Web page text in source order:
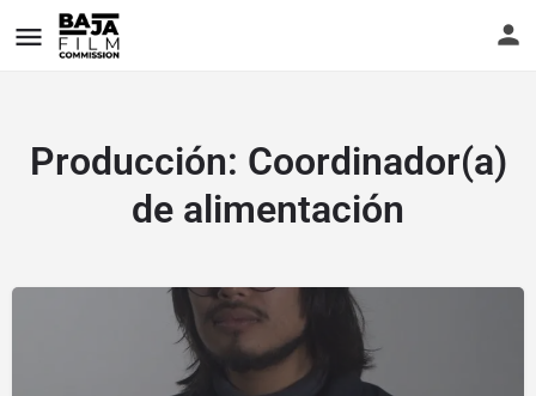
Producción: Coordinador(a)
de alimentación